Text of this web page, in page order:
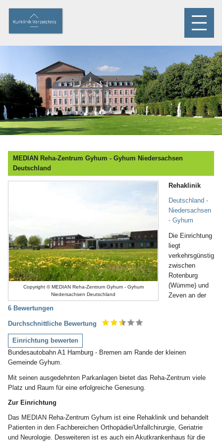
MEDIAN Reha-Zentrum Gyhum - Gyhum Niedersachsen
Deutschland
Copyright © MEDIAN Reha-Zentrum Gyhum - Gyhum
Niedersachsen Deutschland
6 Bewertungen
Durchschnittliche Bewertung
Einrichtung bewerten
Rehaklinik
Deutschland -
Niedersachsen
- Gyhum
Die Einrichtung
liegt
verkehrsgünstig
zwischen
Rotenburg
(Wümme) und
Zeven an der
Bundesautobahn A1 Hamburg - Bremen am Rande der kleinen
Gemeinde Gyhum.
Mit seinen ausgedehnten Parkanlagen bietet das Reha-Zentrum viele
Platz und Raum für eine erfolgreiche Genesung.
Zur Einrichtung
Das MEDIAN Reha-Zentrum Gyhum ist eine Rehaklinik und behandelt
Patienten in den Fachbereichen Orthopädie/Unfallchirurgie, Geriatrie
und Neurologie. Desweiteren ist es auch ein Akutkrankenhaus für die